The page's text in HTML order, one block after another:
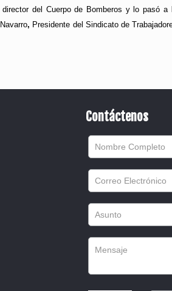
del Cuerpo de Bomberos y lo pasó
, Presidente del Sindicato de
Contáctenos